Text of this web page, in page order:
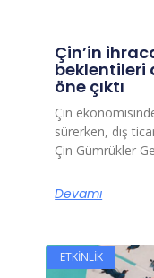
Çin’in
beklentileri
öne çıktı
Çin
sürerken, dış
Çin Gümrükler
Devamı
ETKINLIK